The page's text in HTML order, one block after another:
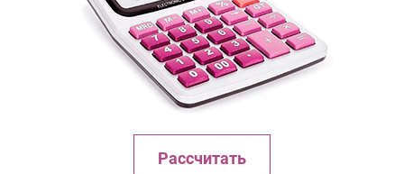
Рассчитать